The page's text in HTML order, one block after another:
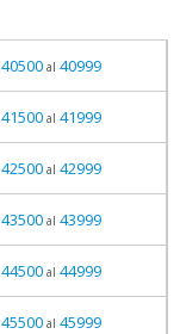
40500al 40999
41500al 41999
42500al 42999
43500al 43999
44500al 44999
45500al 45999